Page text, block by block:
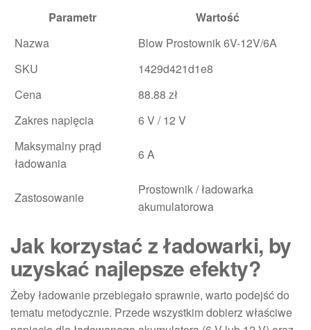
Parametr
Wartość
Nazwa
Blow Prostownik 6V-12V/6A
SKU
1429d421d1e8
Cena
88.88 zł
Zakres napięcia
6 V / 12 V
Maksymalny prąd
ładowania
6 A
Zastosowanie
Prostownik / ładowarka
akumulatorowa
Jak korzystać z ładowarki, by
uzyskać najlepsze efekty?
Żeby ładowanie przebiegało sprawnie, warto podejść do
tematu metodycznie. Przede wszystkim dobierz właściwe